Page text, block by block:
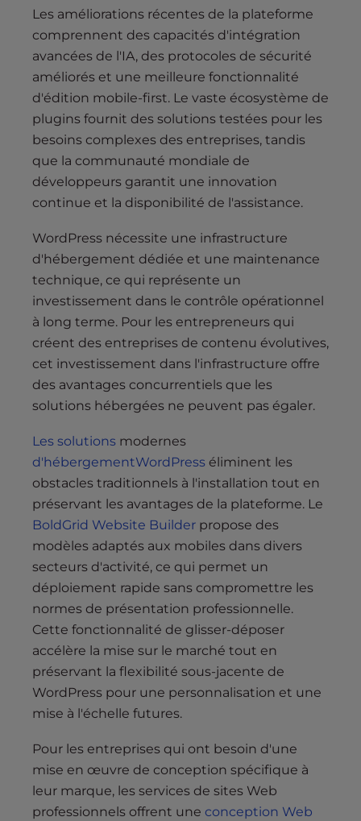
Les améliorations récentes de la plateforme
comprennent des capacités d'intégration
avancées de l'IA, des protocoles de sécurité
améliorés et une meilleure fonctionnalité
d'édition mobile-first. Le vaste écosystème de
plugins fournit des solutions testées pour les
besoins complexes des entreprises, tandis
que la communauté mondiale de
développeurs garantit une innovation
continue et la disponibilité de l'assistance.
WordPress nécessite une infrastructure
d'hébergement dédiée et une maintenance
technique, ce qui représente un
investissement dans le contrôle opérationnel
à long terme. Pour les entrepreneurs qui
créent des entreprises de contenu évolutives,
cet investissement dans l'infrastructure offre
des avantages concurrentiels que les
solutions hébergées ne peuvent pas égaler.
Les solutions modernes
d'hébergementWordPress éliminent les
obstacles traditionnels à l'installation tout en
préservant les avantages de la plateforme. Le
BoldGrid Website Builder propose des
modèles adaptés aux mobiles dans divers
secteurs d'activité, ce qui permet un
déploiement rapide sans compromettre les
normes de présentation professionnelle.
Cette fonctionnalité de glisser-déposer
accélère la mise sur le marché tout en
préservant la flexibilité sous-jacente de
WordPress pour une personnalisation et une
mise à l'échelle futures.
Pour les entreprises qui ont besoin d'une
mise en œuvre de conception spécifique à
leur marque, les services de sites Web
professionnels offrent une conception Web